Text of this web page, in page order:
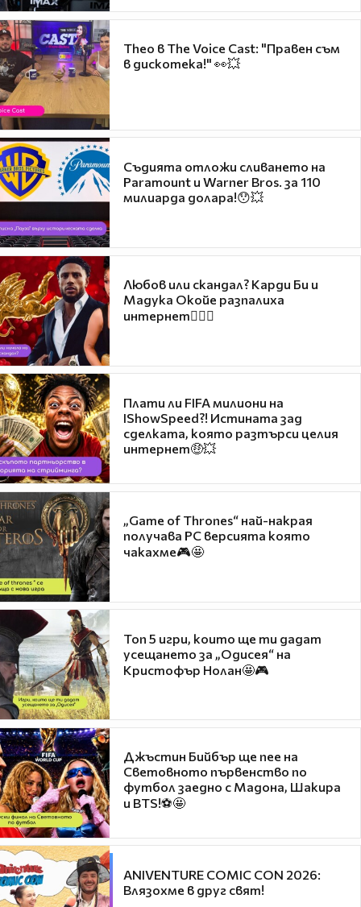
Theo в The Voice Cast: "Правен съм
в дискотека!" 👀💥
Съдията отложи сливането на
Paramount и Warner Bros. за 110
милиарда долара!😯💥
Любов или скандал? Карди Би и
Мадука Окойе разпалиха
интернет❤️‍🔥🔥
Плати ли FIFA милиони на
IShowSpeed?! Истината зад
сделката, която разтърси целия
интернет🤑💥
„Game of Thrones“ най-накрая
получава PC версията която
чакахме🎮🤩
Топ 5 игри, които ще ти дадат
усещането за „Одисея“ на
Кристофър Нолан🤩🎮
Джъстин Бийбър ще пее на
Световното първенство по
футбол заедно с Мадона, Шакира
и BTS!⚽🤩
ANIVENTURE COMIC CON 2026:
Влязохме в друг свят!